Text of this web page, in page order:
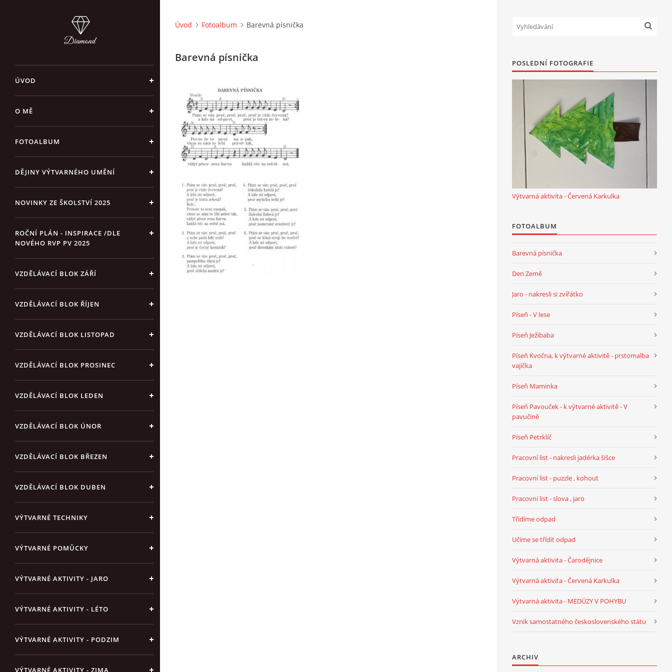
ÚVOD
O MĚ
FOTOALBUM
DĚJINY VÝTVARNÉHO UMĚNÍ
NOVINKY ZE ŠKOLSTVÍ 2025
ROČNÍ PLÁN - INSPIRACE /DLE
NOVÉHO RVP PV 2025
VZDĚLÁVACÍ BLOK ZÁŘÍ
VZDĚLÁVACÍ BLOK ŘÍJEN
VZDĚLÁVACÍ BLOK LISTOPAD
VZDĚLÁVACÍ BLOK PROSINEC
VZDĚLÁVACÍ BLOK LEDEN
VZDĚLÁVACÍ BLOK ÚNOR
VZDĚLÁVACÍ BLOK BŘEZEN
VZDĚLÁVACÍ BLOK DUBEN
VÝTVARNÉ TECHNIKY
VÝTVARNÉ POMŮCKY
VÝTVARNÉ AKTIVITY - JARO
VÝTVARNÉ AKTIVITY - LÉTO
VÝTVARNÉ AKTIVITY - PODZIM
VÝTVARNÉ AKTIVITY - ZIMA
Úvod Fotoalbum Barevná písnička
Barevná písnička POSLEDNÍ FOTOGRAFIE
Výtvarná aktivita - Červená Karkulka
FOTOALBUM
Barevná písnička
Den Země
Jaro - nakresli si zvířátko
Píseň - V lese
Píseň Ježibaba
Píseň Kvočna, k výtvarné aktivitě - prstomalba
vajíčka
Píseň Maminka
Píseň Pavouček - k výtvarné aktivitě - V
pavučině
Píseň Petrklíč
Pracovní list - nakresli jadérka šišce
Pracovní list - puzzle , kohout
Pracovní list - slova , jaro
Třídíme odpad
Učíme se třídit odpad
Výtvarná aktivita - Čarodějnice
Výtvarná aktivita - Červená Karkulka
Výtvarná aktivita - MEDÚZY V POHYBU
Vznik samostatného československého státu
ARCHIV